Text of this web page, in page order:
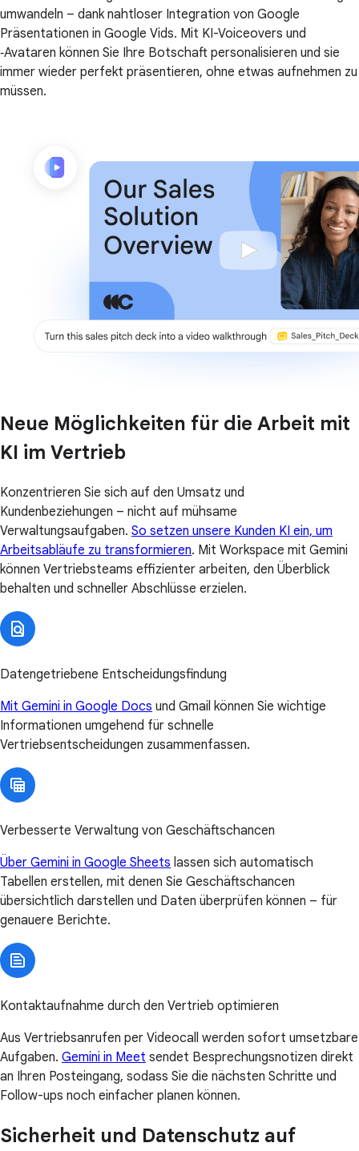
umwandeln – dank nahtloser Integration von Google
Präsentationen in Google Vids. Mit KI-Voiceovers und
‑Avataren können Sie Ihre Botschaft personalisieren und sie
immer wieder perfekt präsentieren, ohne etwas aufnehmen zu
müssen.
Neue Möglichkeiten für die Arbeit mit
KI im Vertrieb
Konzentrieren Sie sich auf den Umsatz und
Kundenbeziehungen – nicht auf mühsame
Verwaltungsaufgaben. So setzen unsere Kunden KI ein, um
Arbeitsabläufe zu transformieren. Mit Workspace mit Gemini
können Vertriebsteams effizienter arbeiten, den Überblick
behalten und schneller Abschlüsse erzielen.
Datengetriebene Entscheidungsfindung
Mit Gemini in Google Docs und Gmail können Sie wichtige
Informationen umgehend für schnelle
Vertriebsentscheidungen zusammenfassen.
Verbesserte Verwaltung von Geschäftschancen
Über Gemini in Google Sheets lassen sich automatisch
Tabellen erstellen, mit denen Sie Geschäftschancen
übersichtlich darstellen und Daten überprüfen können – für
genauere Berichte.
Kontaktaufnahme durch den Vertrieb optimieren
Aus Vertriebsanrufen per Videocall werden sofort umsetzbare
Aufgaben. Gemini in Meet sendet Besprechungsnotizen direkt
an Ihren Posteingang, sodass Sie die nächsten Schritte und
Follow-ups noch einfacher planen können.
Sicherheit und Datenschutz auf